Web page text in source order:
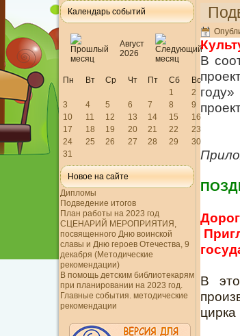
Календарь событий
Август
2026
Пн Вт Ср Чт Пт Сб
Вс
1
2
3
4 5 6 7 8
9
10
11 12 13 14 15
16
17
18 19 20 21 22
23
24
25 26 27 28 29
30
31
Новое на сайте
Дипломы
Подведение итогов
План работы на 2023 год
СЦЕНАРИЙ МЕРОПРИЯТИЯ,
посвященного Дню воинской
славы и Дню героев Отечества, 9
декабря (Методические
рекомендации)
В помощь детским библиотекарям
при планировании на 2023 год.
Главные события. методические
рекомендации
В
В